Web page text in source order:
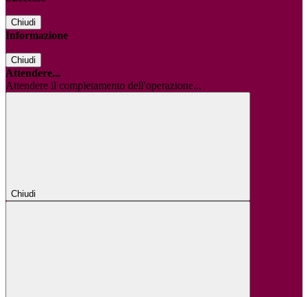
Chiudi
Informazione
Chiudi
Attendere...
Attendere il completamento dell'operazione...
Chiudi